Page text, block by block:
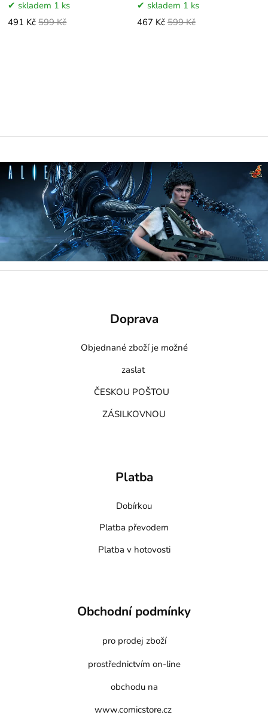
skladem 1 ks
491 Kč 599 Kč
skladem 1 ks
467 Kč 599 Kč
Doprava
Objednané zboží je možné
zaslat
ČESKOU POŠTOU
ZÁSILKOVNOU
Platba
Dobírkou
Platba převodem
Platba v hotovosti
Obchodní podmínky
pro prodej zboží
prostřednictvím on-line
obchodu na
www.comicstore.cz